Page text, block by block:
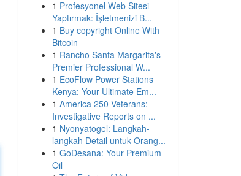
1 Profesyonel Web Sitesi
Yaptırmak: İşletmenizi B...
1 Buy copyright Online With
Bitcoin
1 Rancho Santa Margarita's
Premier Professional W...
1 EcoFlow Power Stations
Kenya: Your Ultimate Em...
1 America 250 Veterans:
Investigative Reports on ...
1 Nyonyatogel: Langkah-
langkah Detail untuk Orang...
1 GoDesana: Your Premium
Oil